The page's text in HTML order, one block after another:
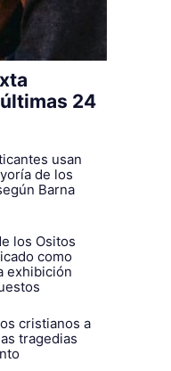
24
usan
de los
Barna
los Ositos
como
exhibición
cristianos a
tragedias